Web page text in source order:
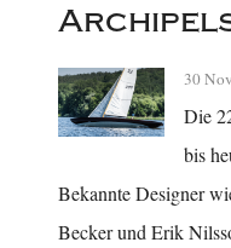
30
Die
bis
Bekannte Designer
Becker und Erik